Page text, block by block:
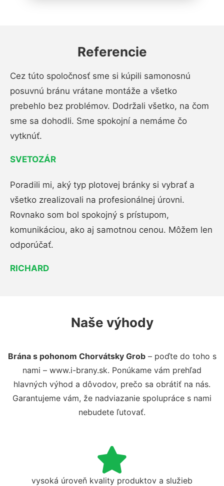
Referencie
Cez túto spoločnosť sme si kúpili samonosnú
posuvnú bránu vrátane montáže a všetko
prebehlo bez problémov. Dodržali všetko, na čom
sme sa dohodli. Sme spokojní a nemáme čo
vytknúť.
SVETOZÁR
Poradili mi, aký typ plotovej bránky si vybrať a
všetko zrealizovali na profesionálnej úrovni.
Rovnako som bol spokojný s prístupom,
komunikáciou, ako aj samotnou cenou. Môžem len
odporúčať.
RICHARD
Naše výhody
Brána s pohonom Chorvátsky Grob– poďte do toho s
nami – www.i-brany.sk. Ponúkame vám prehľad
hlavných výhod a dôvodov, prečo sa obrátiť na nás.
Garantujeme vám, že nadviazanie spolupráce s nami
nebudete ľutovať.
vysoká úroveň kvality produktov a služieb